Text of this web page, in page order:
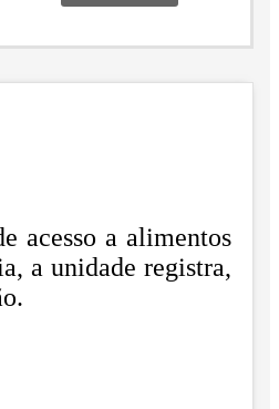
acesso a alimentos
a unidade registra,